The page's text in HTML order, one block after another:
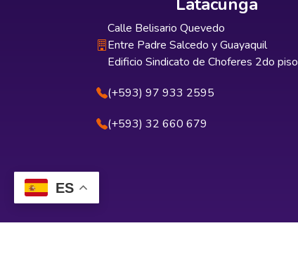
ES
Calle Belisario Quevedo
Entre Padre Salcedo y Guayaquil
Edificio Sindicato de Choferes 2do piso
(+593) 97 933 2595
(+593) 32 660 679